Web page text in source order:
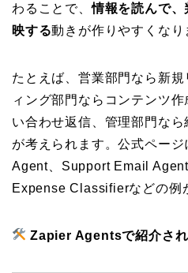
わることで、情報を読んで、
映する動きが作りやすくなり
たとえば、営業部門なら新
ィング部門ならコンテンツ
い合わせ返信、管理部門な
が考えられます。公式ペー
Agent、Support Email
Expense Classifierなどの例
Zapier Agentsで紹介さ